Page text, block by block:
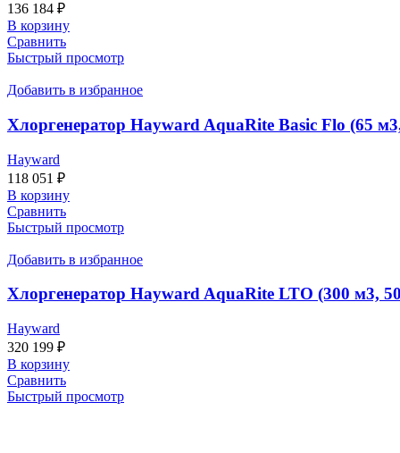
136 184 ₽
В корзину
Сравнить
Быстрый просмотр
Добавить в избранное
Хлоргенератор Hayward AquaRite Basic Flo (65
Hayward
118 051 ₽
В корзину
Сравнить
Быстрый просмотр
Добавить в избранное
Хлоргенератор Hayward AquaRite LTO (300 м3,
Hayward
320 199 ₽
В корзину
Сравнить
Быстрый просмотр